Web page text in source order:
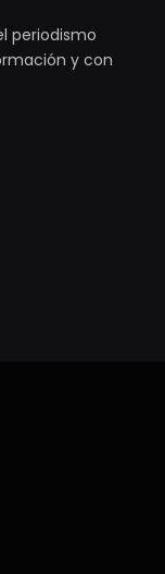
periodismo
y con